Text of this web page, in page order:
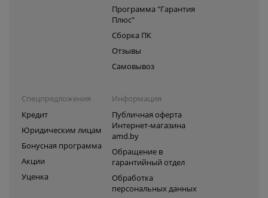
Программа "Гарантия
Плюс"
Сборка ПК
Отзывы
Самовывоз
Спецпредложения
Кредит
Юридическим лицам
Бонусная программа
Акции
Уценка
Информация
Публичная оферта
Интернет-магазина
amd.by
Обращение в
гарантийный отдел
Обработка
персональных данных